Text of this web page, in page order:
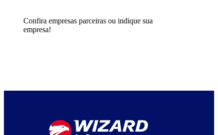
Confira empresas parceiras ou indique sua
empresa!